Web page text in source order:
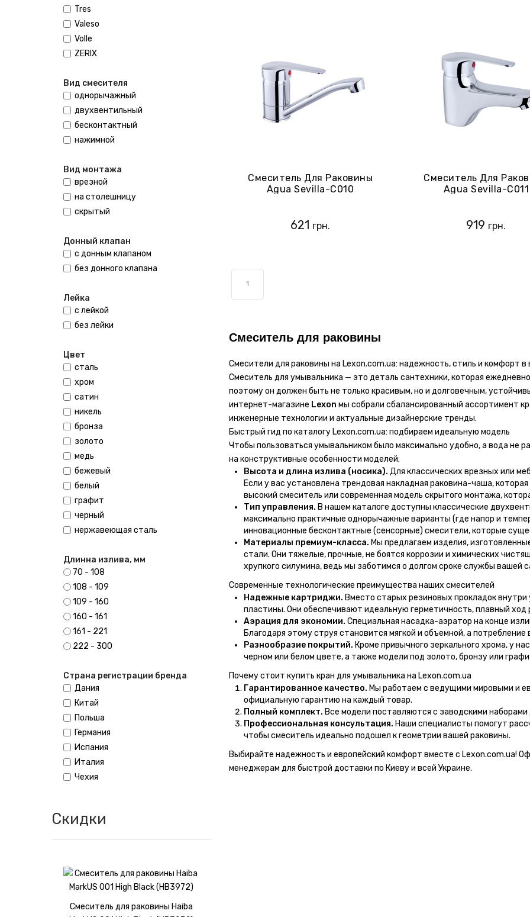
Смеситель Для Раковины
Agua Sevilla-C010
621 грн.
Смеситель Для
Agua Sevilla-C011
919 грн.
1
Смеситель для раковины
Смесители для раковины на Lexon.com.ua: надежность, стиль и комфорт в
Смеситель для умывальника — это деталь сантехники, которая
поэтому он должен быть не только красивым, но и долговечным,
интернет-магазине Lexon мы собрали сбалансированный ассортимент
инженерные технологии и актуальные дизайнерские тренды.
Быстрый гид по каталогу Lexon.com.ua: подбираем идеальную модель
Чтобы пользоваться умывальником было максимально удобно, а вода не
на конструктивные особенности моделей:
Высота и длина излива (носика). Для классических врезных или
Если у вас установлена трендовая накладная раковина-чаша,
высокий смеситель или современная модель скрытого монтажа,
Тип управления. В нашем каталоге доступны классические
максимально практичные однорычажные варианты (где напор и
инновационные бесконтактные (сенсорные) смесители, которые
Материалы премиум-класса. Мы предлагаем изделия,
стали. Они тяжелые, прочные, не боятся коррозии и химических
хрупкого силумина, ведь мы заботимся о долгом сроке службы вашей
Современные технологические преимущества наших смесителей
Надежные картриджи. Вместо старых резиновых прокладок
пластины. Они обеспечивают идеальную герметичность, плавный
Аэрация для экономии. Специальная насадка-аэратор на конце
Благодаря этому струя становится мягкой и объемной, а
Разнообразие покрытий. Кроме привычного зеркального хрома, у
черном или белом цвете, а также модели под золото, бронзу или
Почему стоит купить кран для умывальника на Lexon.com.ua
Гарантированное качество. Мы работаем с ведущими мировыми и
официальную гарантию на каждый товар.
Полный комплект. Все модели поставляются с заводскими
Профессиональная консультация. Наши специалисты помогут
чтобы смеситель идеально подошел к геометрии вашей раковины.
Выбирайте надежность и европейский комфорт вместе с Lexon.com.ua!
менеджерам для быстрой доставки по Киеву и всей Украине.
Tres
Valeso
Volle
ZERIX
Вид смесителя
однорычажный
двухвентильный
бесконтактный
нажимной
Вид монтажа
врезной
на столешницу
скрытый
Донный клапан
с донным клапаном
без донного клапана
Лейка
с лейкой
без лейки
Цвет
сталь
хром
сатин
никель
бронза
золото
медь
бежевый
белый
графит
черный
нержавеющая сталь
Длинна излива, мм
70 - 108
108 - 109
109 - 160
160 - 161
161 - 221
222 - 300
Страна регистрации бренда
Дания
Китай
Польша
Германия
Испания
Италия
Чехия
Скидки
Смеситель для раковины Haiba